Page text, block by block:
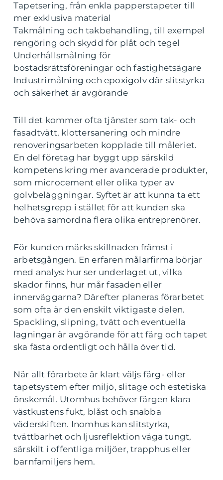
Tapetsering, från enkla papperstapeter till
mer exklusiva material
Takmålning och takbehandling, till exempel
rengöring och skydd för plåt och tegel
Underhållsmålning för
bostadsrättsföreningar och fastighetsägare
Industrimålning och epoxigolv där slitstyrka
och säkerhet är avgörande
Till det kommer ofta tjänster som tak- och
fasadtvätt, klottersanering och mindre
renoveringsarbeten kopplade till måleriet.
En del företag har byggt upp särskild
kompetens kring mer avancerade produkter,
som microcement eller olika typer av
golvbeläggningar. Syftet är att kunna ta ett
helhetsgrepp i stället för att kunden ska
behöva samordna flera olika entreprenörer.
För kunden märks skillnaden främst i
arbetsgången. En erfaren målarfirma börjar
med analys: hur ser underlaget ut, vilka
skador finns, hur mår fasaden eller
innerväggarna? Därefter planeras förarbetet
som ofta är den enskilt viktigaste delen.
Spackling, slipning, tvätt och eventuella
lagningar är avgörande för att färg och tapet
ska fästa ordentligt och hålla över tid.
När allt förarbete är klart väljs färg- eller
tapetsystem efter miljö, slitage och estetiska
önskemål. Utomhus behöver färgen klara
västkustens fukt, blåst och snabba
väderskiften. Inomhus kan slitstyrka,
tvättbarhet och ljusreflektion väga tungt,
särskilt i offentliga miljöer, trapphus eller
barnfamiljers hem.